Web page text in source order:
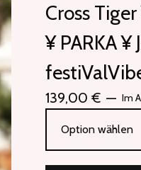
Cross
¥ PARKA ¥
139,00 € — Im